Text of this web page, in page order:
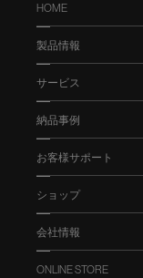
HOME
製品情報
サービス
納品事例
お客様サポート
ショップ
会社情報
ONLINE STORE